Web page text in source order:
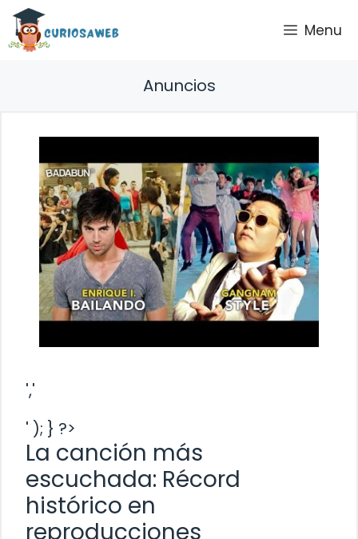
Saltar
contenido
Menu
Anuncios
','
' ); } ?>
La canción más
escuchada: Récord
histórico en
reproducciones